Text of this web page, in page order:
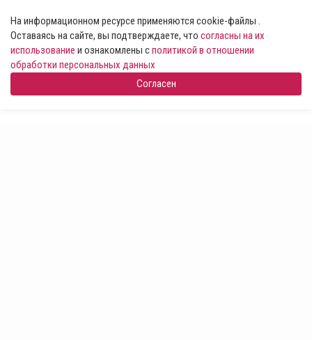
На информационном ресурсе применяются cookie-файлы .
Оставаясь на сайте, вы подтверждаете, что согласны на их
использование и ознакомлены сполитикой в отношении
обработки персональных данных
Согласен